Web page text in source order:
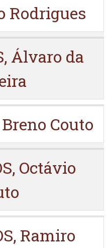
Rodrigues
Álvaro da
Couto
Octávio
Ramiro